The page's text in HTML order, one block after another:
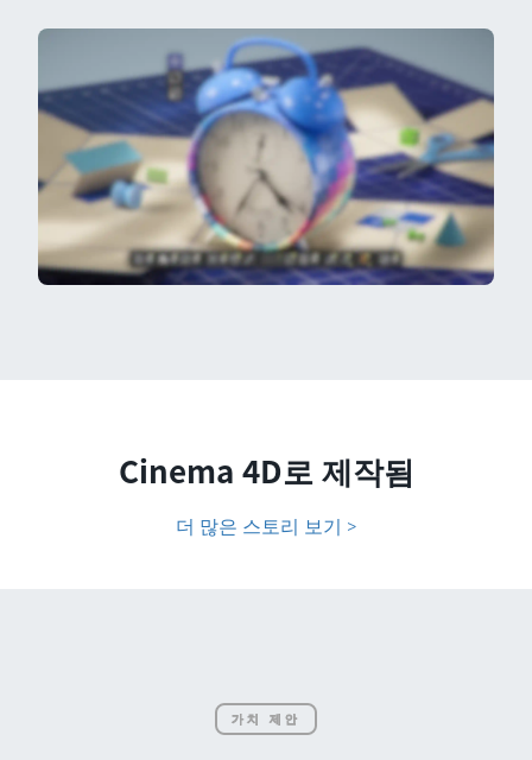
Cinema 4D로 제작됨
더 많은 스토리 보기 >
가치 제안